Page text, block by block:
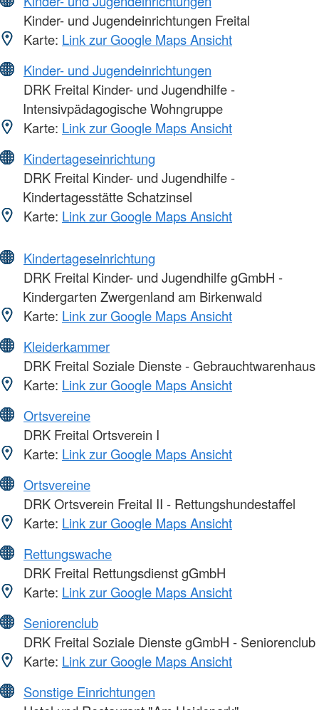
Kinder- und Jugendeinrichtungen Freital
Karte: Link zur Google Maps Ansicht
Kinder- und Jugendeinrichtungen
DRK Freital Kinder- und Jugendhilfe -
Intensivpädagogische Wohngruppe
Karte: Link zur Google Maps Ansicht
Kindertageseinrichtung
DRK Freital Kinder- und Jugendhilfe -
Kindertagesstätte Schatzinsel
Karte: Link zur Google Maps Ansicht
Kindertageseinrichtung
DRK Freital Kinder- und Jugendhilfe gGmbH -
Kindergarten Zwergenland am Birkenwald
Karte: Link zur Google Maps Ansicht
Kleiderkammer
DRK Freital Soziale Dienste - Gebrauchtwarenhaus
Karte: Link zur Google Maps Ansicht
Ortsvereine
DRK Freital Ortsverein I
Karte: Link zur Google Maps Ansicht
Ortsvereine
DRK Ortsverein Freital II - Rettungshundestaffel
Karte: Link zur Google Maps Ansicht
Rettungswache
DRK Freital Rettungsdienst gGmbH
Karte: Link zur Google Maps Ansicht
Seniorenclub
DRK Freital Soziale Dienste gGmbH - Seniorenclub
Karte: Link zur Google Maps Ansicht
Sonstige Einrichtungen